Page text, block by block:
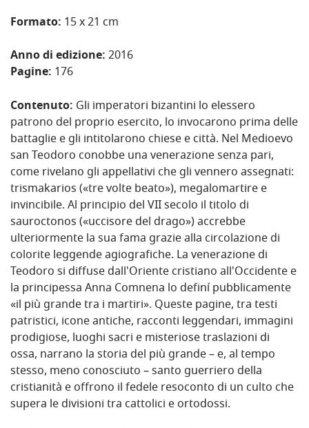
Formato: 15 x 21 cm
Anno di edizione:2016
Pagine: 176
Contenuto: Gli imperatori bizantini lo elessero
patrono del proprio esercito, lo invocarono prima delle
battaglie e gli intitolarono chiese e città. Nel Medioevo
san Teodoro conobbe una venerazione senza pari,
come rivelano gli appellativi che gli vennero assegnati:
trismakarios («tre volte beato»), megalomartire e
invincibile. Al principio del VII secolo il titolo di
sauroctonos («uccisore del drago») accrebbe
ulteriormente la sua fama grazie alla circolazione di
colorite leggende agiografiche. La venerazione di
Teodoro si diffuse dall'Oriente cristiano all'Occidente e
la principessa Anna Comnena lo definí pubblicamente
«il più grande tra i martiri». Queste pagine, tra testi
patristici, icone antiche, racconti leggendari, immagini
prodigiose, luoghi sacri e misteriose traslazioni di
ossa, narrano la storia del più grande – e, al tempo
stesso, meno conosciuto – santo guerriero della
cristianità e offrono il fedele resoconto di un culto che
supera le divisioni tra cattolici e ortodossi.